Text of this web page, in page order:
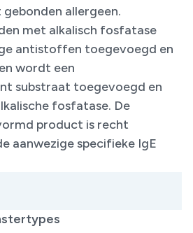
allergeen.
met alkalisch fosfatase
antistoffen toegevoegd en
wordt een
substraat toegevoegd en
fosfatase. De
product is recht
aanwezige specifieke IgE